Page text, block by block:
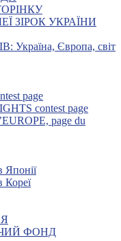
ЗІРОК УКРАЇНИ
Європа, світ
page
contest page
page du
Японії
Кореї
ФОНД